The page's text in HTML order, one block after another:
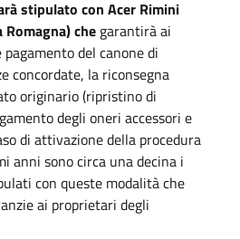
stipulato con Acer Rimini
Romagna) che garantirà ai
del canone di
concordate, la riconsegna
originario (ripristino di
degli oneri accessori e
di attivazione della procedura
anni sono circa una decina i
con queste modalità che
ai proprietari degli